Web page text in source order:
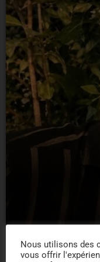
fabrice
Nous utilisons des
vous offrir